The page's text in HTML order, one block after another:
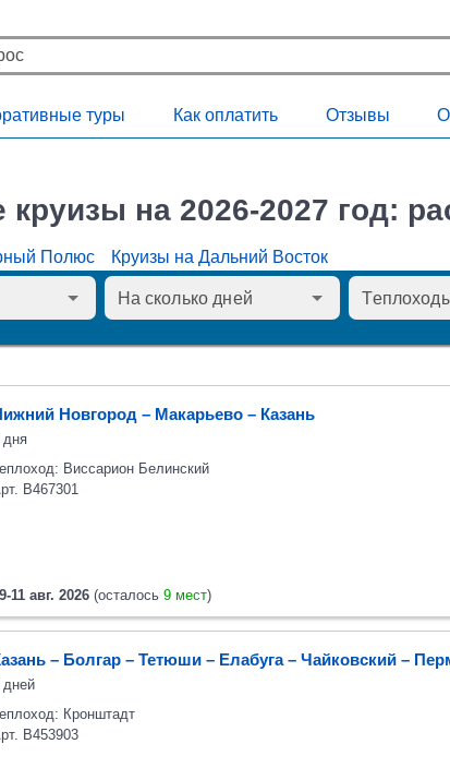
туры Как оплатить Отзывы О
круизы на 2026-2027 год:
Полюс Круизы на Дальний Восток
Новгород – Макарьево – Казань
дня
Виссарион Белинский
11 авг. 2026 (осталось 9 мест)
В467301
– Болгар – Тетюши – Елабуга – Чайковский –
дней
Кронштадт
В453903